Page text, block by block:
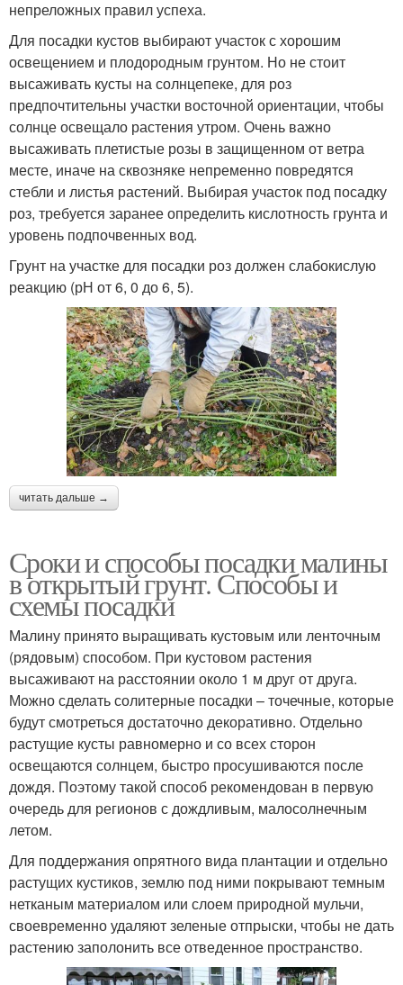
непреложных правил успеха.
Для посадки кустов выбирают участок с хорошим
освещением и плодородным грунтом. Но не стоит
высаживать кусты на солнцепеке, для роз
предпочтительны участки восточной ориентации, чтобы
солнце освещало растения утром. Очень важно
высаживать плетистые розы в защищенном от ветра
месте, иначе на сквозняке непременно повредятся
стебли и листья растений. Выбирая участок под посадку
роз, требуется заранее определить кислотность грунта и
уровень подпочвенных вод.
Грунт на участке для посадки роз должен слабокислую
реакцию (рН от 6, 0 до 6, 5).
читать дальше →
Сроки и способы посадки малины
в открытый грунт. Способы и
схемы посадки
Малину принято выращивать кустовым или ленточным
(рядовым) способом. При кустовом растения
высаживают на расстоянии около 1 м друг от друга.
Можно сделать солитерные посадки – точечные, которые
будут смотреться достаточно декоративно. Отдельно
растущие кусты равномерно и со всех сторон
освещаются солнцем, быстро просушиваются после
дождя. Поэтому такой способ рекомендован в первую
очередь для регионов с дождливым, малосолнечным
летом.
Для поддержания опрятного вида плантации и отдельно
растущих кустиков, землю под ними покрывают темным
нетканым материалом или слоем природной мульчи,
своевременно удаляют зеленые отпрыски, чтобы не дать
растению заполонить все отведенное пространство.